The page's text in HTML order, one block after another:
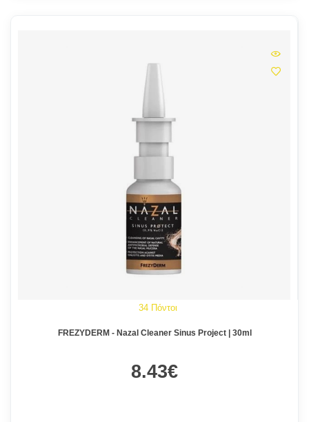
34 Πόντοι
FREZYDERM - Nazal Cleaner Sinus Project | 30ml
8.43€